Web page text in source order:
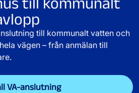
till kommunalt vatten och
vägen – från anmälan till
VA-anslutning